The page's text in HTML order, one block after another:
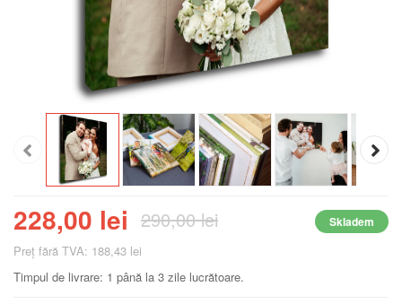
228,00 lei 290,00 lei Skladem
Preţ fără TVA: 188,43 lei
Timpul de livrare: 1 până la 3 zile lucrătoare.